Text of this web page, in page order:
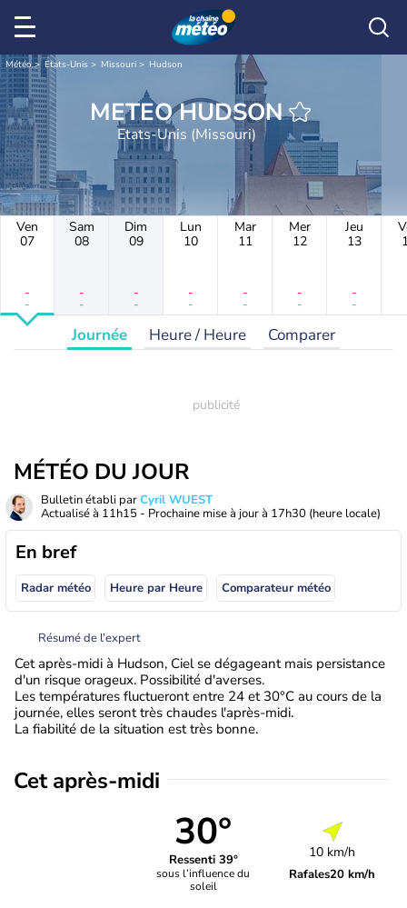
Météo Etats-Unis Missouri Hudson
METEO HUDSON
Etats-Unis (Missouri)
Ven
07
-
-
Sam
08
-
-
Dim
09
-
-
Lun
10
-
-
Mar
11
-
-
Mer
12
-
-
Jeu
13
-
-
Journée Heure / Heure Comparer
MÉTÉO DU JOUR
Bulletin établi parCyril WUEST
Actualisé à 11h15 - Prochaine mise à jour à 17h30 (heure locale)
En bref
Radar météo Heure par Heure Comparateur météo
Résumé de l’expert
Cet après-midi à Hudson, Ciel se dégageant mais persistance
d'un risque orageux. Possibilité d'averses.
Les températures fluctueront entre 24 et 30°C au cours de la
journée, elles seront très chaudes l'après-midi.
La fiabilité de la situation est très bonne.
Cet après-midi
30°
Ressenti 39°
sous l’influence du
soleil
10 km/h
Rafales20 km/h